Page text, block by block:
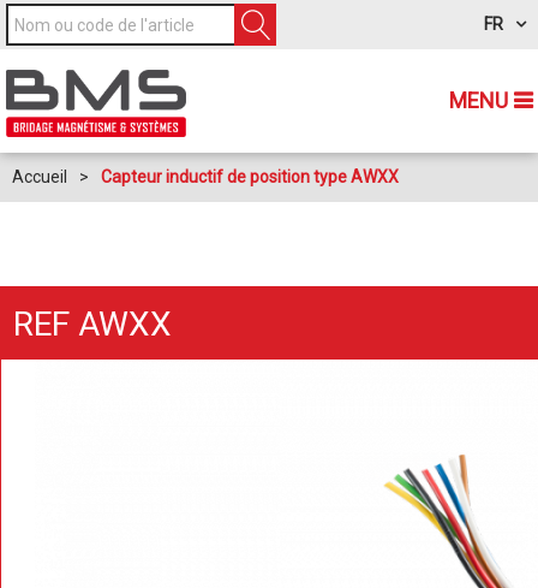
MENU
FR
Accueil > Capteur inductif de position type AWXX
REF AWXX